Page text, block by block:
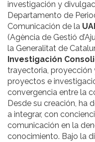
investigación y
Departamento de
Comunicación de la
(Agència de Gestió
la Generalitat de
Investigación
trayectoria, proyección
proyectos e
convergencia entre la
Desde su creación, ha
a integrar, con
comunicación en la
conocimiento. Bajo la